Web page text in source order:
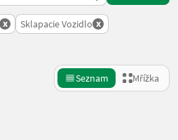
x Sklapacie Vozidlo x
Seznam Mřížka